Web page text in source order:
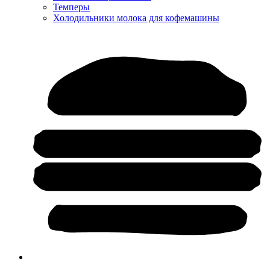
Темперы
Холодильники молока для кофемашины